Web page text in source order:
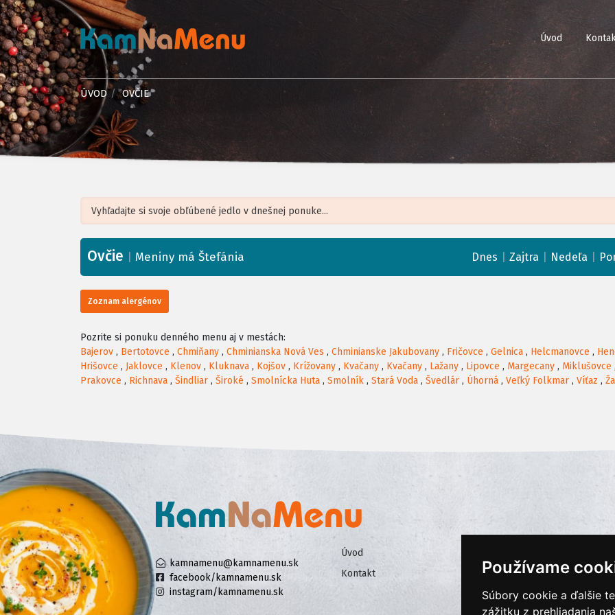
Používame
Súbory cookie a ďalšie
zážitku z prehliadania
Úvod
ÚVOD OVČIE
+
−
Ovčie Meniny má Štefánia Dnes Zajtra Nedeľa
Zoznam alergénov
Pozrite si ponuku denného menu aj v mestách:
Bajerov , Bertotovce , Chmiňany , Chminianska Nová Ves , Chminianske Jakubovany , Fričovce , Gelnica , Helcmanovce ,
Hrišovce , Jaklovce , Klenov , Kluknava , Kojšov , Krížovany , Kvačany , Kvačany , Lažany , Lipovce , Margecany , Miklušovce ,
Prakovce , Richnava , Šindliar , Široké , Smolnícka Huta , Smolník , Stará Voda , Švedlár , Úhorná , Veľký Folkmar , Víťaz ,
kamnamenu@kamnamenu.sk
facebook/kamnamenu.sk
instagram/kamnamenu.sk
Úvod
Kontakt
Ochrana osobných údajov
Cookies